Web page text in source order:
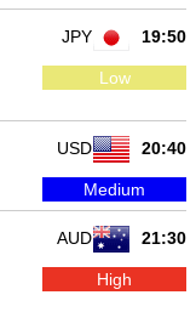
19:50
JPY
Low
20:40
USD
Medium
21:30
AUD
High